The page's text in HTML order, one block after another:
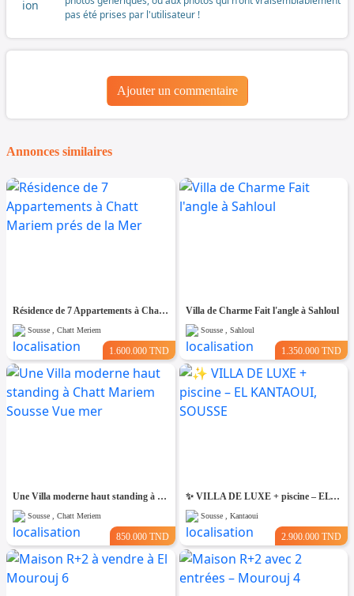
pas été prises par l'utilisateur !
Ajouter un commentaire
Annonces similaires
Résidence de 7 Appartements à Chatt Mariem prés de la Mer
Sousse , Chatt Meriem
1.600.000 TND
Villa de Charme Fait l'angle à Sahloul
Sousse , Sahloul
1.350.000 TND
Une Villa moderne haut standing à Chatt Mariem Sousse Vue mer
Sousse , Chatt Meriem
850.000 TND
​✨ VILLA DE LUXE + piscine – EL KANTAOUI, SOUSSE
Sousse , Kantaoui
2.900.000 TND